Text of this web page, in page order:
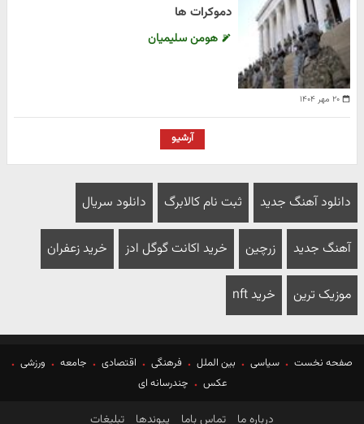
۲۰ مهر ۱۴۰۴
دموکرات ها
هومن سلیمیان
آرشیو
دانلود آهنگ جدید ثبت نام کالابرگ دانلود سریال
آهنگ جدید زرچین خرید اکانت گوگل ادز خرید زعفران
موزیک ترین خرید nft
صفحه نخست سیاسی بین الملل فرهنگی اقتصادی جامعه
ورزشی
عکس
چندرسانه ای
درباره ما تماس باما پیوندها تبلیغات